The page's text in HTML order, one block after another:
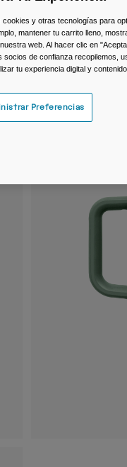
cookies y otras tecnologías para
mantener tu carrito lleno,
web. Al hacer clic en
socios de confianza recopilemos,
tu experiencia digital y
Preferencias